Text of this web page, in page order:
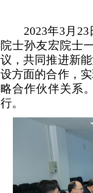
2023年3 月 23
院士孙友宏院士
议，共同推进新
设方面的合作，
略合作伙伴关系
行。